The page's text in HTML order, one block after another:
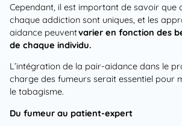
Cependant, il est important de savoir que
chaque addiction sont uniques, et les
aidance peuventvarier en fonction des
de chaque individu.
L’intégration de la pair-aidance dans le
charge des fumeurs serait essentiel pour
le tabagisme.
Du fumeur au patient-expert